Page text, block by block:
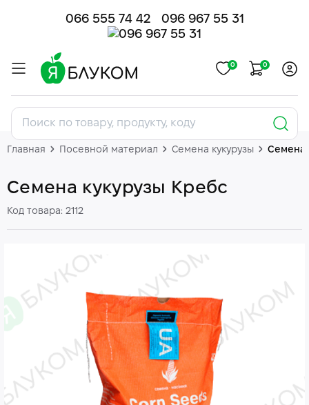
066 555 74 42 096 967 55 31
0 0
Главная Посевной материал Семена кукурузы Семена
Семена кукурузы Кребс
Код товара: 2112